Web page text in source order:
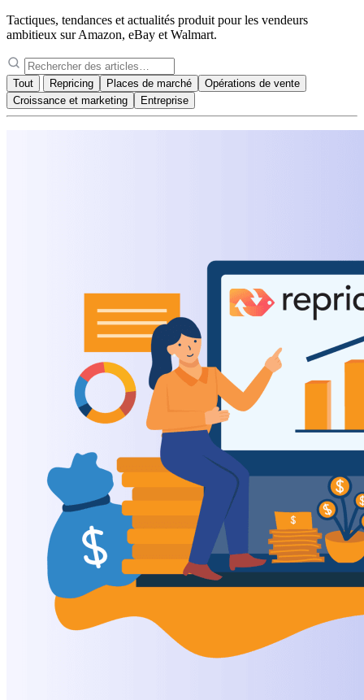
Tactiques, tendances et actualités produit pour les vendeurs
ambitieux sur Amazon, eBay et Walmart.
Tout Repricing Places de marché
Opérations de vente
Croissance et marketing
Entreprise